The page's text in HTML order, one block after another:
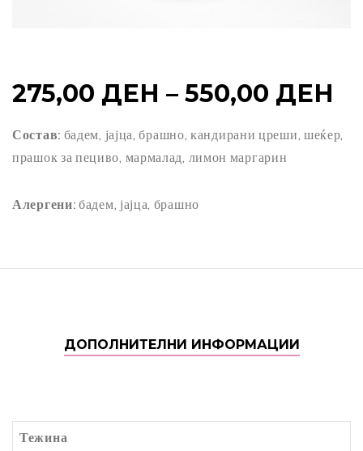
275,00 ДЕН – 550,00 ДЕН
Состав: бадем, јајца, брашно, кандирани цреши, шеќер,
прашок за пециво, мармалад, лимон маргарин
Алергени: бадем, јајца, брашно
ДОПОЛНИТЕЛНИ ИНФОРМАЦИИ
Тежина